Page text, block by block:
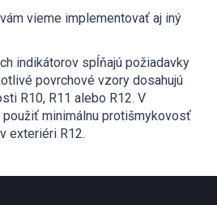
vieme implementovať aj iný
indikátorov spĺňajú požiadavky
povrchové vzory dosahujú
R10, R11 alebo R12. V
minimálnu protišmykovosť
exteriéri R12.